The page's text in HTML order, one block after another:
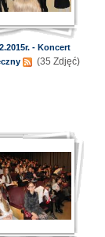
- Koncert
(35 Zdjęć)